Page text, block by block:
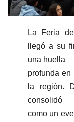
La Feria
llegó a su
una huella
profunda
la región.
consolidó
como un